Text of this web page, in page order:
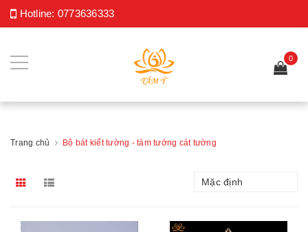
Hotline: 0773636333
0
Trang chủ Bộ bát kiết tường - tám tướng cát tường
Mặc định